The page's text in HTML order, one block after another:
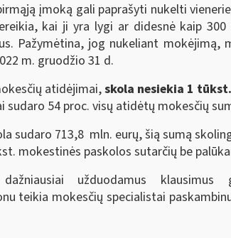
įmoką gali paprašyti nukelti
kai ji yra lygi ar didesnė kaip
Pažymėtina, jog nukeliant mokėjimą,
m. gruodžio 31 d.
atidėjimai,skola nesiekia 1
54 proc. visų atidėtų mokesčių
sudaro 713,8 mln. eurų, šią sumą
mokestinės paskolos sutarčių be
užduodamus
teikia mokesčių specialistai